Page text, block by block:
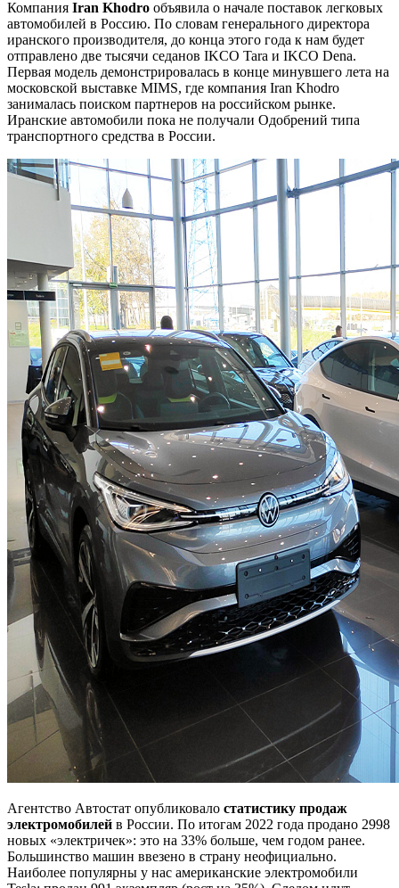
Компания Iran Khodro объявила о начале поставок легковых
автомобилей в Россию. По словам генерального директора
иранского производителя, до конца этого года к нам будет
отправлено две тысячи седанов IKCO Tara и IKCO Dena.
Первая модель демонстрировалась в конце минувшего лета на
московской выставке MIMS, где компания Iran Khodro
занималась поиском партнеров на российском рынке.
Иранские автомобили пока не получали Одобрений типа
транспортного средства в России.
Агентство Автостат опубликовало статистику продаж
электромобилей в России. По итогам 2022 года продано 2998
новых «электричек»: это на 33% больше, чем годом ранее.
Большинство машин ввезено в страну неофициально.
Наиболее популярны у нас американские электромобили